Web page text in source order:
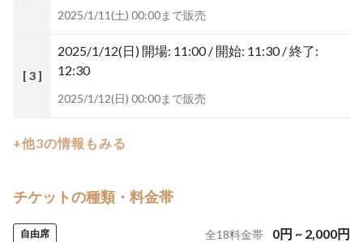
2025/1/11(土) 00:00まで販売
[ 3 ]
2025/1/12(日) 開場: 11:00 / 開始: 11:30 / 終了:
12:30
2025/1/12(日) 00:00まで販売
+他3の情報もみる
チケットの種類・料金帯
自由席 全18料金帯 0円 ~ 2,000円